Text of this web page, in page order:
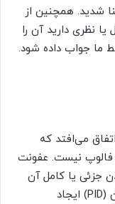
شدید. همچنین از
یا نظری دارید آن را
ما جواب داده شود.
می‌افتد که
فالوپ نیست. عفونت
جزئی یا کامل آن
شود. این معمولاً به دلیل بیماری التهابی لگن (PID) ایجاد